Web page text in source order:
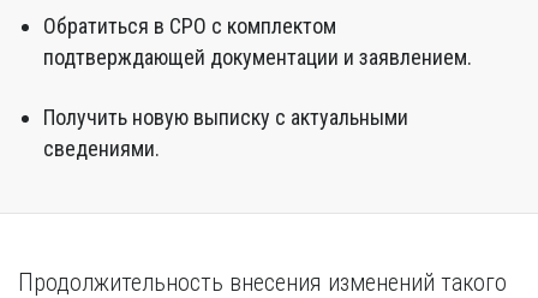
Обратиться в СРО с комплектом
подтверждающей документации и заявлением.
Получить новую выписку с актуальными
сведениями.
Продолжительность внесения изменений такого